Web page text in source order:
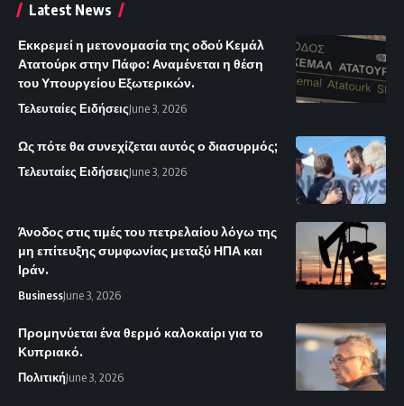
Latest News
Εκκρεμεί η μετονομασία της οδού Κεμάλ
Ατατούρκ στην Πάφο: Αναμένεται η θέση
του Υπουργείου Εξωτερικών.
Τελευταίες ΕιδήσειςJune 3, 2026
Ως πότε θα συνεχίζεται αυτός ο διασυρμός;
Τελευταίες ΕιδήσειςJune 3, 2026
Άνοδος στις τιμές του πετρελαίου λόγω της
μη επίτευξης συμφωνίας μεταξύ ΗΠΑ και
Ιράν.
BusinessJune 3, 2026
Προμηνύεται ένα θερμό καλοκαίρι για το
Κυπριακό.
ΠολιτικήJune 3, 2026